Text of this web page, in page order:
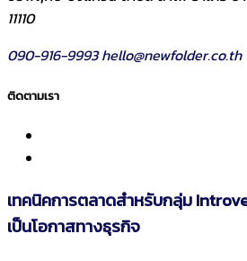
11110
090-916-9993hello@newfolder.co.th
ติดตามเรา
เทคนิคการตลาดสำหรับกลุ่ม
เป็นโอกาสทางธุรกิจ